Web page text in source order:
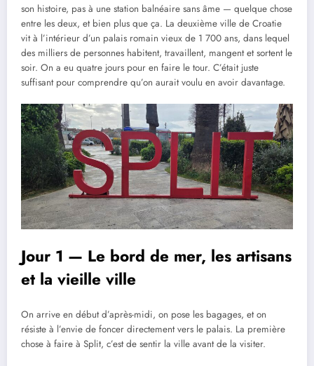
son histoire, pas à une station balnéaire sans âme — quelque chose
entre les deux, et bien plus que ça. La deuxième ville de Croatie
vit à l’intérieur d’un palais romain vieux de 1 700 ans, dans lequel
des milliers de personnes habitent, travaillent, mangent et sortent le
soir. On a eu quatre jours pour en faire le tour. C’était juste
suffisant pour comprendre qu’on aurait voulu en avoir davantage.
Jour 1 — Le bord de mer, les artisans
et la vieille ville
On arrive en début d’après-midi, on pose les bagages, et on
résiste à l’envie de foncer directement vers le palais. La première
chose à faire à Split, c’est de sentir la ville avant de la visiter.